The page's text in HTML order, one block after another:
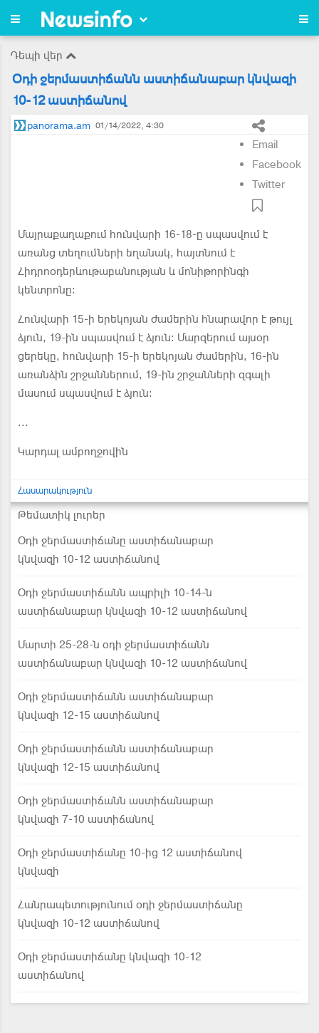
Դեպի վեր
Օդի ջերմաստիճանն աստիճանաբար կնվազի
10-12 աստիճանով
panorama.am 01/14/2022, 4:30
Email
Facebook
Twitter
Մայրաքաղաքում հունվարի 16-18-ը սպասվում է
առանց տեղումների եղանակ, հայտնում է
Հիդրոօդերևութաբանության և մոնիթորինգի
կենտրոնը։
Հունվարի 15-ի երեկոյան ժամերին հնարավոր է թույլ
ձյուն, 19-ին սպասվում է ձյուն: Մարզերում այսօր
ցերեկը, հունվարի 15-ի երեկոյան ժամերին, 16-ին
առանձին շրջաններում, 19-ին շրջանների զգալի
մասում սպասվում է ձյուն:
...
Կարդալ ամբողջովին
Հասարակություն
Թեմատիկ լուրեր
Օդի ջերմաստիճանը աստիճանաբար
կնվազի 10-12 աստիճանով
Օդի ջերմաստիճանն ապրիլի 10-14-ն
աստիճանաբար կնվազի 10-12 աստիճանով
Մարտի 25-28-ն օդի ջերմաստիճանն
աստիճանաբար կնվազի 10-12 աստիճանով
Օդի ջերմաստիճանն աստիճանաբար
կնվազի 12-15 աստիճանով
Օդի ջերմաստիճանն աստիճանաբար
կնվազի 12-15 աստիճանով
Օդի ջերմաստիճանն աստիճանաբար
կնվազի 7-10 աստիճանով
Օդի ջերմաստիճանը 10-ից 12 աստիճանով
կնվազի
Հանրապետությունում օդի ջերմաստիճանը
կնվազի 10-12 աստիճանով
Օդի ջերմաստիճանը կնվազի 10-12
աստիճանով